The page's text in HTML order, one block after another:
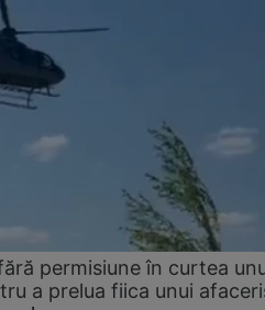
permisiune în curtea
a prelua fiica unui